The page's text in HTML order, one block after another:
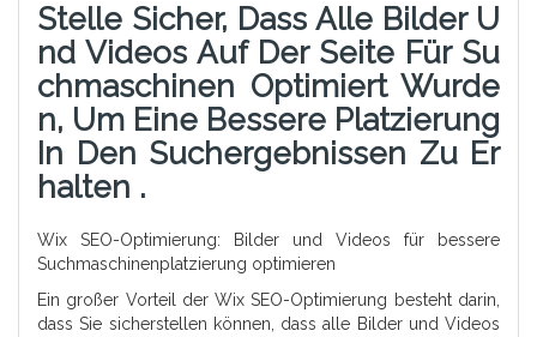
Stelle Sicher, Dass Alle Bilder U
Nd Videos Auf Der Seite Für Su
Chmaschinen Optimiert Wurde
N, Um Eine Bessere Platzierung
In Den Suchergebnissen Zu Er
Halten .
Wix SEO-Optimierung: Bilder und Videos für bessere
Suchmaschinenplatzierung optimieren
Ein großer Vorteil der Wix SEO-Optimierung besteht darin,
dass Sie sicherstellen können, dass alle Bilder und Videos